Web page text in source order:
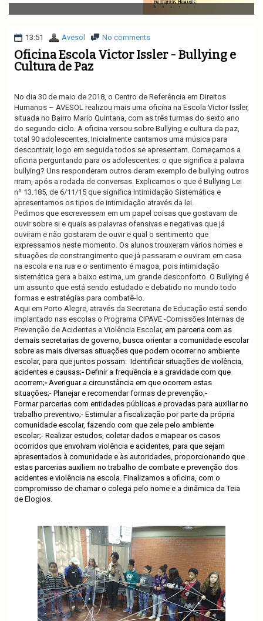
v
i
a
i
13:51 Avesol No comments
Oficina Escola Victor Issler - Bullying e
Cultura de Paz
No dia 30 de maio de 2018, o Centro de Referência em Direitos
Humanos – AVESOL realizou mais uma oficina na Escola Victor Issler,
situada no Bairro Mario Quintana, com as três turmas do sexto ano
do segundo ciclo. A oficina versou sobre Bullying e cultura da paz,
total 90 adolescentes. Inicialmente cantamos uma música para
descontrair, logo em seguida todos se apresentam. Começamos a
oficina perguntando para os adolescentes: o que significa a palavra
bullying? Uns responderam outros deram exemplo de bullying outros
riram, após a rodada de conversas. Explicamos o que é Bullying Lei
nº 13.185, de 6/11/15 que significa Intimidação Sistemática e
apresentamos os tipos de intimidação através da lei.
Pedimos que escrevessem em um papel coisas que gostavam de
ouvir sobre si e quais as palavras ofensivas e negativas que já
ouviram e não gostaram de ouvir e qual o sentimento que
expressamos neste momento. Os alunos trouxeram vários nomes e
situações de constrangimento que já passaram e ouviram em casa
na escola e na rua e o sentimento é magoa, pois intimidação
sistemática gera a baixo estima, um grande desconforto. O Bullying é
um assunto que está sendo estudado e debatido no mundo todo
formas e estratégias para combatê-lo.
Aqui em Porto Alegre, através da Secretaria de Educação está sendo
implantado nas escolas o Programa CIPAVE -Comissões Internas de
Prevenção de Acidentes e Violência Escolar, em parceria com as
demais secretarias de governo, busca orientar a comunidade escolar
sobre as mais diversas situações que podem ocorrer no ambiente
escolar, para que juntos possam: Identificar situações de violência,
acidentes e causas;- Definir a frequência e a gravidade com que
ocorrem;- Averiguar a circunstância em que ocorrem estas
situações;- Planejar e recomendar formas de prevenção;-
Formar parcerias com entidades públicas e provadas para auxiliar no
trabalho preventivo;- Estimular a fiscalização por parte da própria
comunidade escolar, fazendo com que zele pelo ambiente
escolar;- Realizar estudos, coletar dados e mapear os casos
ocorridos que envolvam violência e acidentes, para que sejam
apresentados à comunidade e às autoridades, proporcionando que
estas parcerias auxiliem no trabalho de combate e prevenção dos
acidentes e violência na escola. Finalizamos a oficina, com o
compromisso de chamar o colega pelo nome e a dinâmica da Teia
de Elogios.